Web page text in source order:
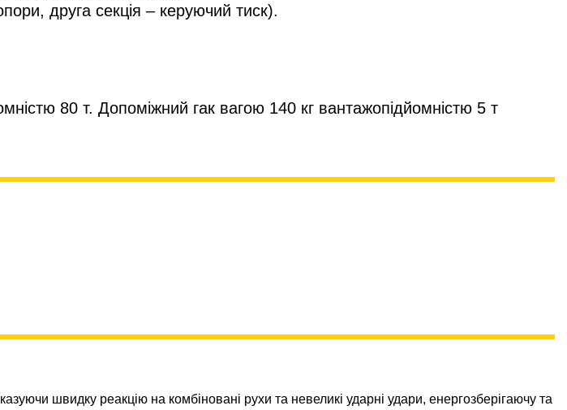
друга секція – керуючий тиск).
80 т. Допоміжний гак вагою 140 кг вантажопідйомністю 5 т
швидку реакцію на комбіновані рухи та невеликі ударні удари, енергозберігаючу та